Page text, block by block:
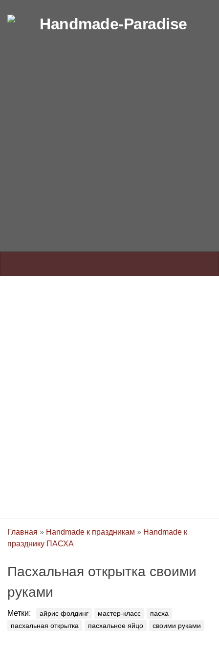
Перейти к содержимому
Главная » Handmade к праздникам » Handmade к
празднику ПАСХA
Пасхальная открытка своими
руками
Метки: айрис фолдинг мастер-класс
пасха
пасхальная открытка
пасхальное яйцо своими руками